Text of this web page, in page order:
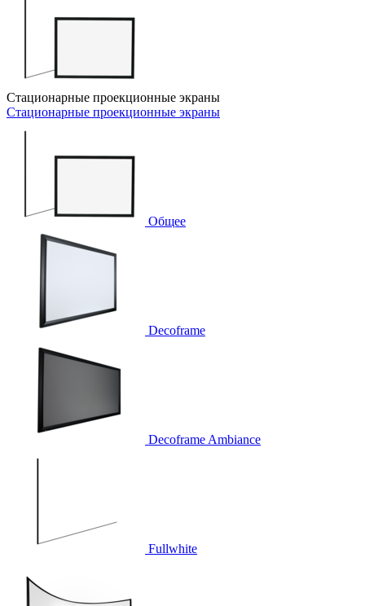
Стационарные проекционные экраны
Стационарные проекционные экраны
Общее
Decoframe
Decoframe Ambiance
Fullwhite